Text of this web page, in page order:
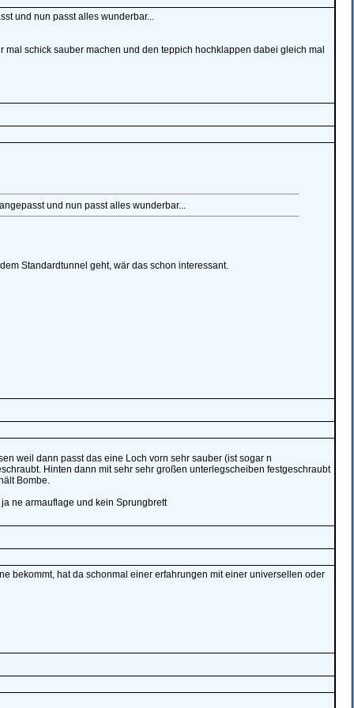
und nun passt alles wunderbar...
schick sauber machen und den teppich hochklappen dabei gleich mal
und nun passt alles wunderbar...
Standardtunnel geht, wär das schon interessant.
weil dann passt das eine Loch vorn sehr sauber (ist sogar n
Hinten dann mit sehr sehr großen unterlegscheiben festgeschraubt
Bombe.
ne armauflage und kein Sprungbrett
bekommt, hat da schonmal einer erfahrungen mit einer universellen oder